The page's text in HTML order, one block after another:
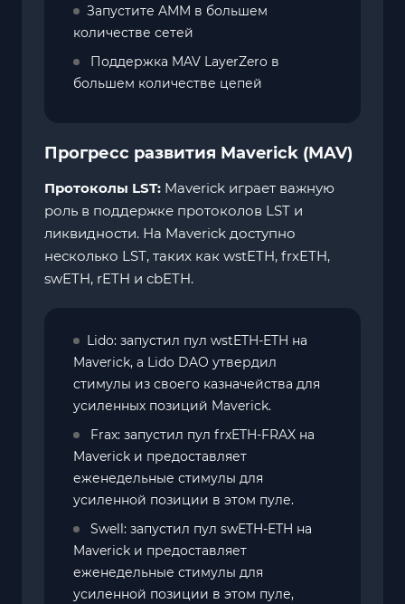
Запустите AMM в большем
количестве сетей
Поддержка MAV LayerZero в
большем количестве цепей
Прогресс развития Maverick (MAV)
Протоколы LST: Maverick играет важную
роль в поддержке протоколов LST и
ликвидности. На Maverick доступно
несколько LST, таких как wstETH, frxETH,
swETH, rETH и cbETH.
Lido: запустил пул wstETH-ETH на
Maverick, а Lido DAO утвердил
стимулы из своего казначейства для
усиленных позиций Maverick.
Frax: запустил пул frxETH-FRAX на
Maverick и предоставляет
еженедельные стимулы для
усиленной позиции в этом пуле.
Swell: запустил пул swETH-ETH на
Maverick и предоставляет
еженедельные стимулы для
усиленной позиции в этом пуле,